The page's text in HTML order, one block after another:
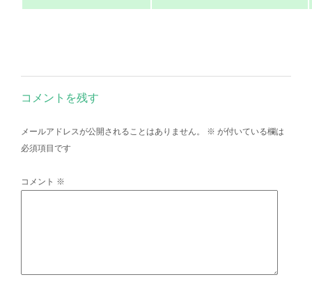
コメントを残す
メールアドレスが公開されることはありません。 ※ が付いている欄は
必須項目です
コメント ※